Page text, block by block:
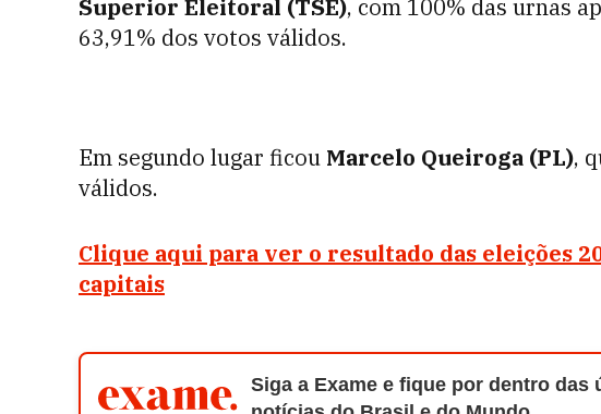
Superior Eleitoral (TSE), com 100% das urnas
63,91% dos votos válidos.
Em segundo lugar ficou Marcelo Queiroga (PL),
válidos.
Clique aqui para ver o resultado das eleições
capitais
Siga a Exame e fique por dentro das